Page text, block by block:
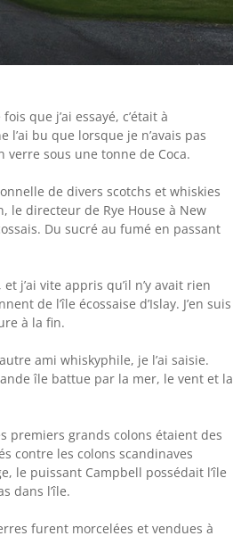
que j’ai essayé, c’était à
l’ai bu que lorsque je n’avais pas
verre sous une tonne de Coca.
de divers scotchs et whiskies
le directeur de Rye House à New
Du sucré au fumé en passant
j’ai vite appris qu’il n’y avait rien
de l’île écossaise d’Islay. J’en suis
à la fin.
ami whiskyphile, je l’ai saisie.
île battue par la mer, le vent et la
premiers grands colons étaient des
contre les colons scandinaves
le puissant Campbell possédait l’île
dans l’île.
furent morcelées et vendues à